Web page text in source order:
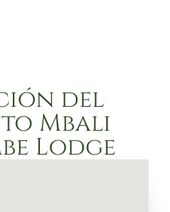
del
Mbali
Lodge